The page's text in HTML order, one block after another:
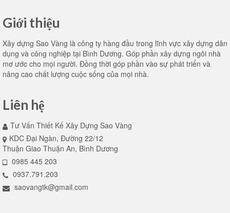
Giới thiệu
Xây dựng Sao Vàng là công ty hàng đầu trong lĩnh vực xây dựng dân
dụng và công nghiệp tại Bình Dương. Góp phần xây dựng ngôi nhà
mơ ước cho mọi người. Đồng thời góp phần vào sự phát triển và
nâng cao chất lượng cuộc sống của mọi nhà.
Liên hệ
Tư Vấn Thiết Kế Xây Dựng Sao Vàng
KDC Đại Ngàn, Đường 22/12
Thuận Giao Thuận An, Bình Dương
0985 445 203
0937.791.203
saovangtk@gmail.com